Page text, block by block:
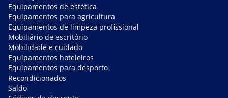
Equipamentos de estética
Equipamentos para agricultura
Equipamentos de limpeza profissional
Mobiliário de escritório
Mobilidade e cuidado
Equipamentos hoteleiros
Equipamentos para desporto
Recondicionados
Saldo